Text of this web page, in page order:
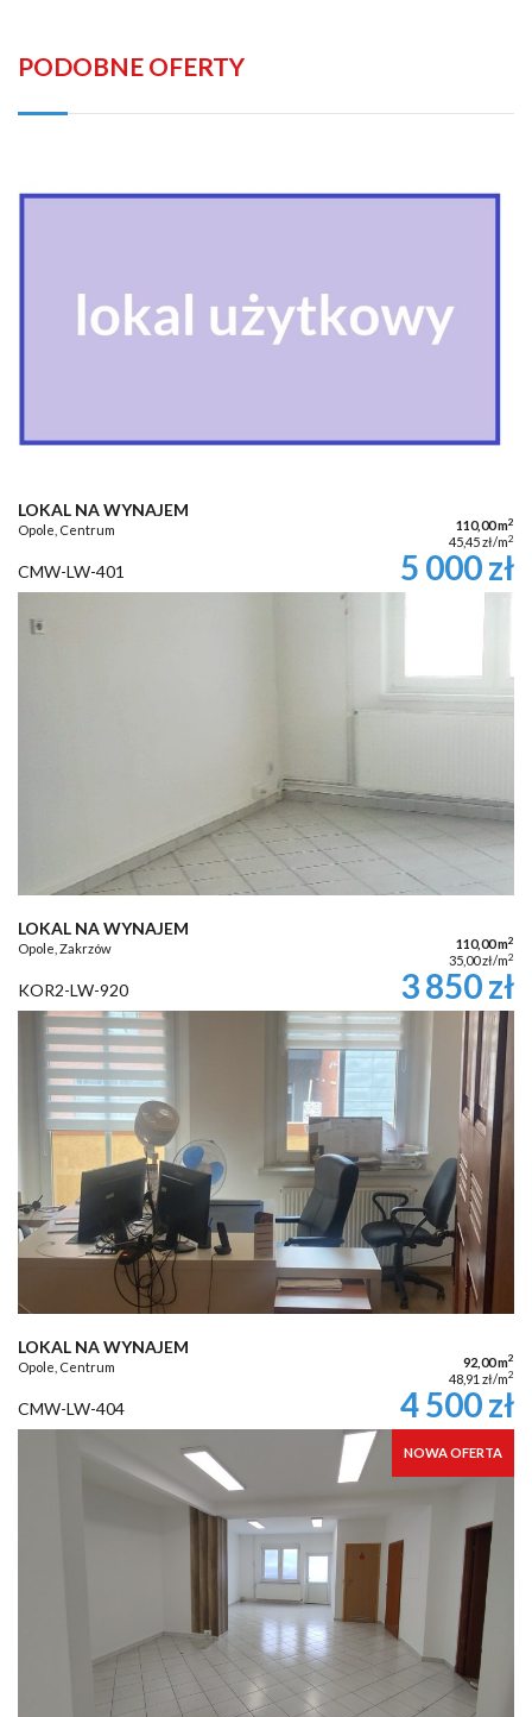
PODOBNE OFERTY
LOKAL NA WYNAJEM
Opole, Centrum 110,00 m2
45,45 zł/m2
CMW-LW-401 5 000 zł
LOKAL NA WYNAJEM
Opole, Zakrzów 110,00 m2
35,00 zł/m2
KOR2-LW-920 3 850 zł
LOKAL NA WYNAJEM
Opole, Centrum 92,00 m2
48,91 zł/m2
CMW-LW-404 4 500 zł
NOWA OFERTA